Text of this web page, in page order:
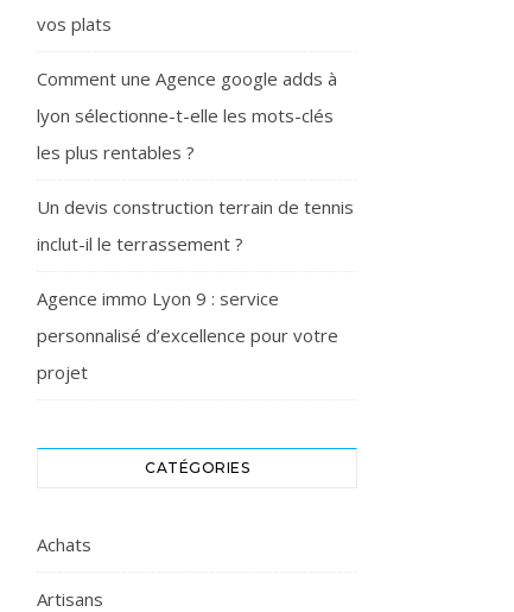
vos plats
Comment une Agence google adds à
lyon sélectionne-t-elle les mots-clés
les plus rentables ?
Un devis construction terrain de tennis
inclut-il le terrassement ?
Agence immo Lyon 9 : service
personnalisé d’excellence pour votre
projet
CATÉGORIES
Achats
Artisans